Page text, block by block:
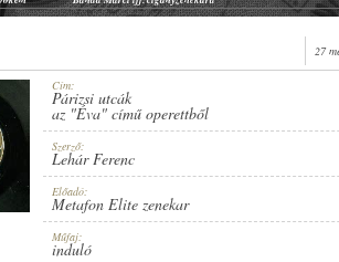
KÖRÜL
Király Ernő, ismeretlen zenekar
27
Cím:
Párizsi utcák
az "Éva" című operettből
Szerző:
Lehár Ferenc
Előadó:
Metafon Elite zenekar
Műfaj:
induló